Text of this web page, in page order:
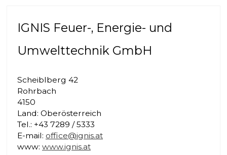
IGNIS Feuer-, Energie- und
Umwelttechnik GmbH
Scheiblberg 42
Rohrbach
4150
Land: Oberösterreich
Tel.: +43 7289 / 5333
E-mail: office@ignis.at
www: www.ignis.at